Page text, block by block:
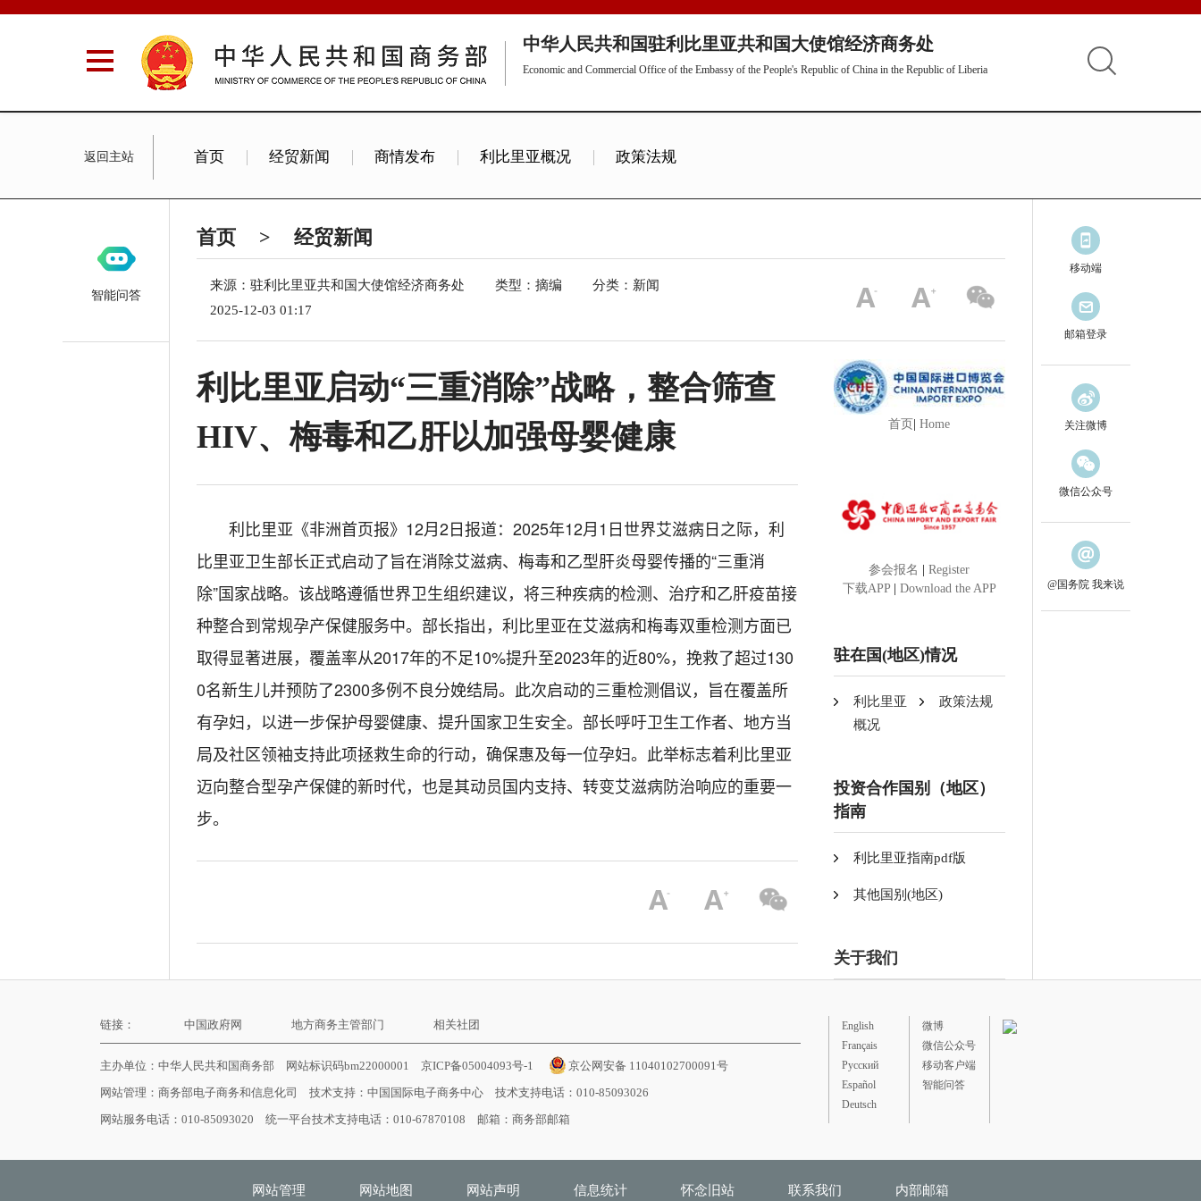
中华人民共和国驻利比里亚共和国大使馆经济商务处
Economic and Commercial Office of the Embassy of the People's Republic of China in the Republic of Liberia
返回主站 首页 经贸新闻 商情发布 利比里亚概况 政策法规
首页 > 经贸新闻
来源：驻利比里亚共和国大使馆经济商务处 类型：摘编
分类：新闻
2025-12-03 01:17
利比里亚启动“三重消除”战略，整合筛查
HIV、梅毒和乙肝以加强母婴健康
利比里亚《非洲首页报》12月2日报道：2025年12月1日世界艾滋病日之际，利
比里亚卫生部长正式启动了旨在消除艾滋病、梅毒和乙型肝炎母婴传播的“三重消
除”国家战略。该战略遵循世界卫生组织建议，将三种疾病的检测、治疗和乙肝疫苗接
种整合到常规孕产保健服务中。部长指出，利比里亚在艾滋病和梅毒双重检测方面已
取得显著进展，覆盖率从2017年的不足10%提升至2023年的近80%，挽救了超过130
0名新生儿并预防了2300多例不良分娩结局。此次启动的三重检测倡议，旨在覆盖所
有孕妇，以进一步保护母婴健康、提升国家卫生安全。部长呼吁卫生工作者、地方当
局及社区领袖支持此项拯救生命的行动，确保惠及每一位孕妇。此举标志着利比里亚
迈向整合型孕产保健的新时代，也是其动员国内支持、转变艾滋病防治响应的重要一
步。
首页 |Home
参会报名 |Register
下载APP| Download the APP
驻在国(地区)情况
利比里亚
概况
政策法规
投资合作国别（地区）
指南
利比里亚指南pdf版
其他国别(地区)
关于我们
智能问答
移动端
邮箱登录
关注微博
微信公众号
@国务院 我来说
链接： 中国政府网 地方商务主管部门 相关社团
主办单位：中华人民共和国商务部 网站标识码bm22000001京ICP备05004093号-1
京公网安备 11040102700091号
网站管理：商务部电子商务和信息化司 技术支持：中国国际电子商务中心 技术支持电话：010-85093026
网站服务电话：010-85093020 统一平台技术支持电话：010-67870108 邮箱：商务部邮箱
English
Français
Русский
Español
Deutsch
微博
微信公众号
移动客户端
智能问答
网站管理 网站地图 网站声明 信息统计 怀念旧站 联系我们 内部邮箱